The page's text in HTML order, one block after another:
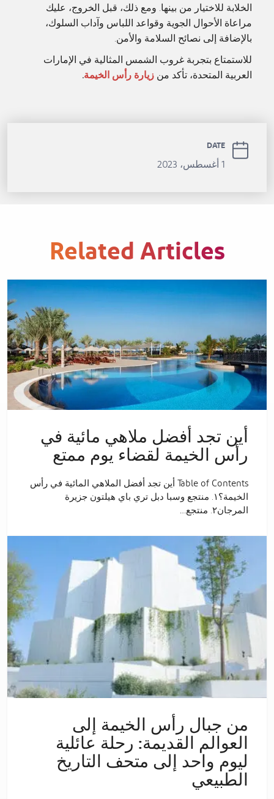
الخلابة للاختيار من بينها. ومع ذلك، قبل الخروج، عليك
مراعاة الأحوال الجوية وقواعد اللباس وآداب السلوك،
بالإضافة إلى نصائح السلامة والأمن.
للاستمتاع بتجربة غروب الشمس المثالية في الإمارات
العربية المتحدة، تأكد منزيارة رأس الخيمة.
DATE
1 أغسطس، 2023
Related Articles
أين تجد أفضل ملاهي مائية في
رأس الخيمة لقضاء يوم ممتع
Table of Contents أين تجد أفضل الملاهي المائية في رأس
الخيمة؟١. منتجع وسبا دبل تري باي هيلتون جزيرة
المرجان٢. منتجع…
من جبال رأس الخيمة إلى
العوالم القديمة: رحلة عائلية
ليوم واحد إلى متحف التاريخ
الطبيعي